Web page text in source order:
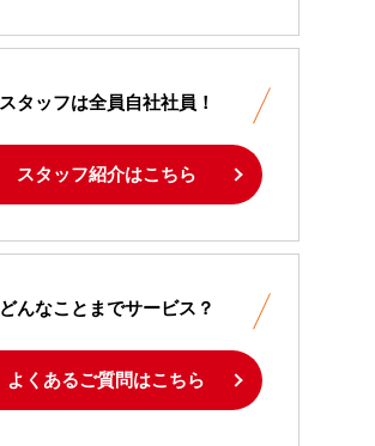
スタッフは全員自社社員！
スタッフ紹介はこちら
どんなことまでサービス？
よくあるご質問はこちら